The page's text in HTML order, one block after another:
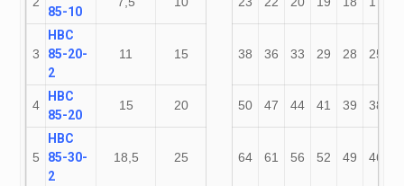
85-10
3
НВС
85-20-
2
11 15 38 36 33 29 28 25
4
НВС
85-20
15 20 50 47 44 41 39 38
5
НВС
85-30-
2
18,5 25 64 61 56 52 49 46